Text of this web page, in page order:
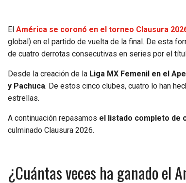
El América se coronó en el torneo Clausura
global) en el partido de vuelta de la final. De esta
de cuatro derrotas consecutivas en series por el
Desde la creación de la Liga MX Femenil en el
y Pachuca. De estos cinco clubes, cuatro lo han
estrellas.
A continuación repasamos el listado completo de
culminado Clausura 2026.
¿Cuántas veces ha ganado el